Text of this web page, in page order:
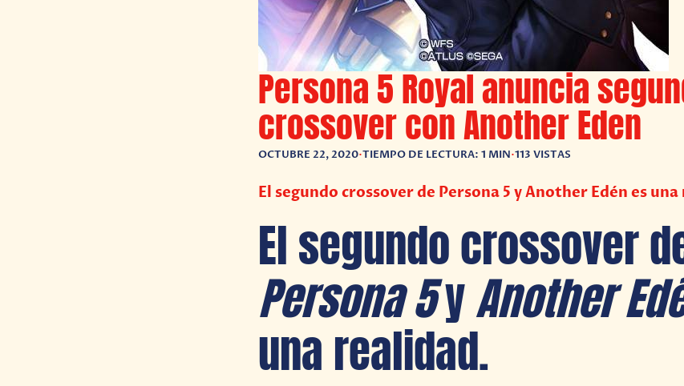
Persona 5 Royal anuncia
crossover con Another Eden
OCTUBRE 22, 2020•TIEMPO DE LECTURA: 1 MIN•113 VISTAS
El segundo crossover de Persona 5 y Another Edén es
El segundo crossover
Persona 5yAnother
una realidad.